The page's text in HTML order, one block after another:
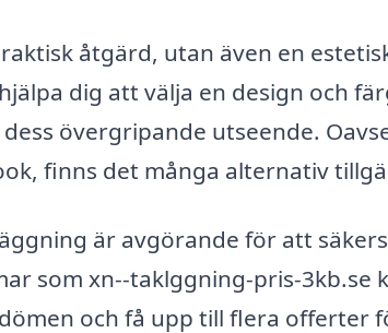
åtgärd, utan även en
dig att välja en design och
övergripande utseende.
finns det många alternativ
är avgörande för att
som xn--taklggning-pris-3kb.se
och få upp till flera offerter